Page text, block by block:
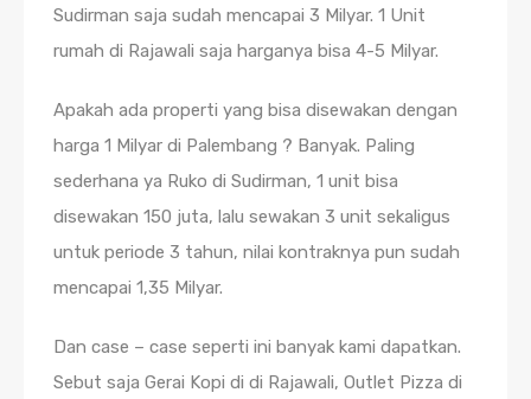
Sudirman saja sudah mencapai 3 Milyar. 1 Unit
rumah di Rajawali saja harganya bisa 4-5 Milyar.
Apakah ada properti yang bisa disewakan dengan
harga 1 Milyar di Palembang ? Banyak. Paling
sederhana ya Ruko di Sudirman, 1 unit bisa
disewakan 150 juta, lalu sewakan 3 unit sekaligus
untuk periode 3 tahun, nilai kontraknya pun sudah
mencapai 1,35 Milyar.
Dan case – case seperti ini banyak kami dapatkan.
Sebut saja Gerai Kopi di di Rajawali, Outlet Pizza di